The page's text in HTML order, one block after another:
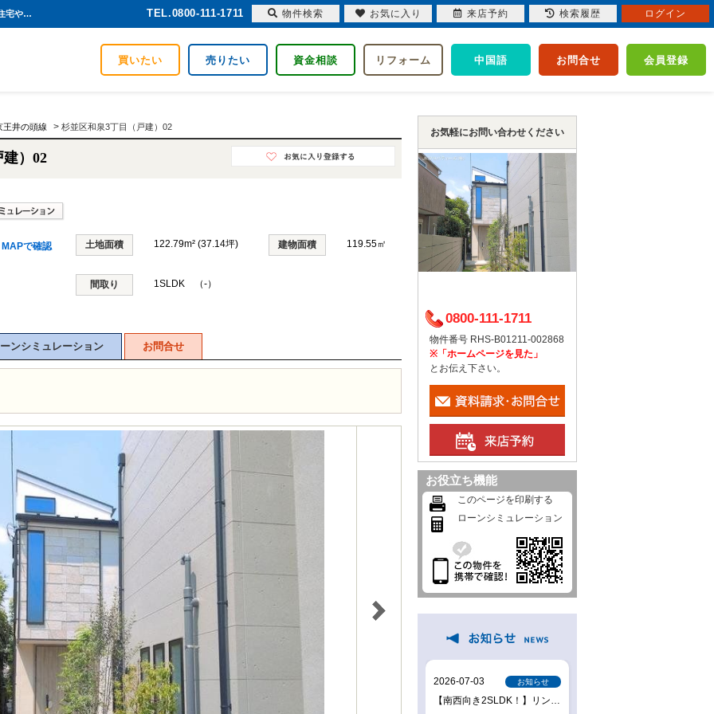
杉並区和泉3丁目（戸建）02 東京都杉並区和泉3丁目｜14,490万円の新築一戸建て｜分譲住宅や新築物件｜JNIプロパティーズ株式会社
買いたい 売りたい 資金相談 リフォーム 中国語 お問合せ 会員登録
王井の頭線 > 杉並区和泉3丁目（戸建）02
）02
MAPで確認 土地面積 122.79m² (37.14坪) 建物面積 119.55㎡
間取り 1SLDK （-）
ンシミュレーション お問合せ
お気軽にお問い合わせください
0800-111-1711
物件番号 RHS-B01211-002868
※「ホームページを見た」
とお伝え下さい。
お役立ち機能
このページを印刷する
ローンシミュレーション
TEL.0800-111-1711 物件検索 お気に入り 来店予約 検索履歴 ログイン